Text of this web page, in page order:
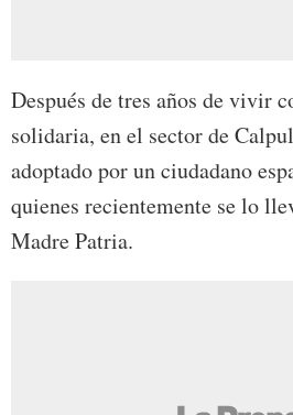
Después de tres años de vivir
solidaria, en el sector de
adoptado por un ciudadano
quienes recientemente se lo
Madre Patria.